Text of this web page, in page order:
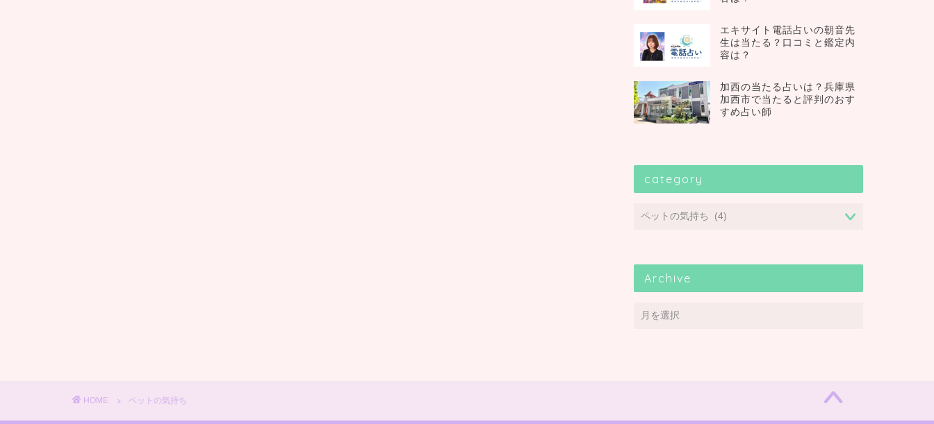
エキサイト電話占いの朝音先
生は当たる？口コミと鑑定内
容は？
加西の当たる占いは？兵庫県
加西市で当たると評判のおす
すめ占い師
category
Archive
HOME ペットの気持ち